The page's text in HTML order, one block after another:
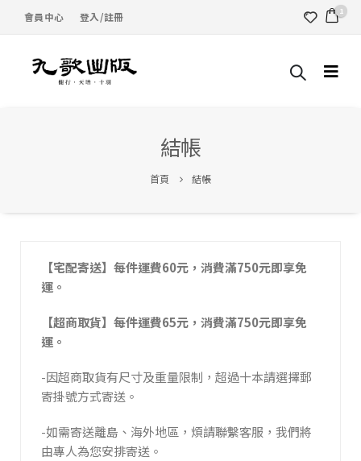
會員中心 登入/註冊 1
結帳
首頁 結帳
【宅配寄送】每件運費60元，消費滿750元即享免
運。
【超商取貨】每件運費65元，消費滿750元即享免
運。
-因超商取貨有尺寸及重量限制，超過十本請選擇郵
寄掛號方式寄送。
-如需寄送離島、海外地區，煩請聯繫客服，我們將
由專人為您安排寄送。